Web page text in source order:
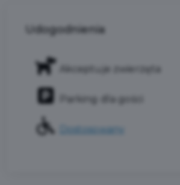
Udogodnienia
Akceptuje zwierzęta
Parking dla gości
Dostosowany